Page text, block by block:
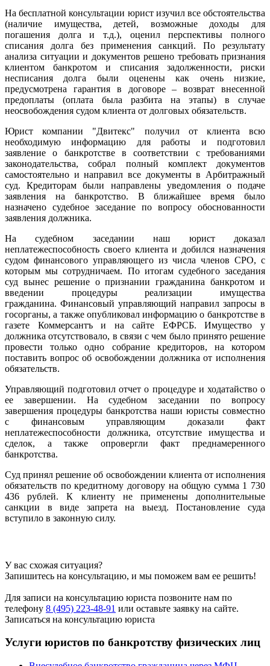
На бесплатной консультации юрист изучил все обстоятельства
(наличие имущества, детей, возможные доходы для
погашения долга и т.д.), оценил перспективы полного
списания долга без применения санкций. По результату
анализа ситуации и документов решено требовать признания
клиентом банкротом и списания задолженности, риски
несписания долга были оценены как очень низкие,
предусмотрена гарантия в договоре – возврат внесенной
предоплаты (оплата была разбита на этапы) в случае
неосвобождения судом клиента от долговых обязательств.
Юрист компании "Двитекс" получил от клиента всю
необходимую информацию для работы и подготовил
заявление о банкротстве в соответствии с требованиями
законодательства, собрал полный комплект документов
самостоятельно и направил все документы в Арбитражный
суд. Кредиторам были направлены уведомления о подаче
заявления на банкротство. В ближайшее время было
назначено судебное заседание по вопросу обоснованности
заявления должника.
На судебном заседании наш юрист доказал
неплатежеспособность своего клиента и добился назначения
судом финансового управляющего из числа членов СРО, с
которым мы сотрудничаем. По итогам судебного заседания
суд вынес решение о признании гражданина банкротом и
введении процедуры реализации имущества
гражданина. Финансовый управляющий направил запросы в
госорганы, а также опубликовал информацию о банкротстве в
газете Коммерсантъ и на сайте ЕФРСБ. Имущество у
должника отсутствовало, в связи с чем было принято решение
провести только одно собрание кредиторов, на котором
поставить вопрос об освобождении должника от исполнения
обязательств.
Управляющий подготовил отчет о процедуре и ходатайство о
ее завершении. На судебном заседании по вопросу
завершения процедуры банкротства наши юристы совместно
с финансовым управляющим доказали факт
неплатежеспособности должника, отсутствие имущества и
сделок, а также опровергли факт преднамеренного
банкротства.
Суд принял решение об освобождении клиента от исполнения
обязательств по кредитному договору на общую сумма 1 730
436 рублей. К клиенту не применены дополнительные
санкции в виде запрета на выезд. Постановление суда
вступило в законную силу.
У вас схожая ситуация?
Запишитесь на консультацию, и мы поможем вам ее решить!
Для записи на консультацию юриста позвоните нам по
телефону 8 (495) 223-48-91 или оставьте заявку на сайте.
Записаться на консультацию юриста
Услуги юристов по банкротству физических лиц